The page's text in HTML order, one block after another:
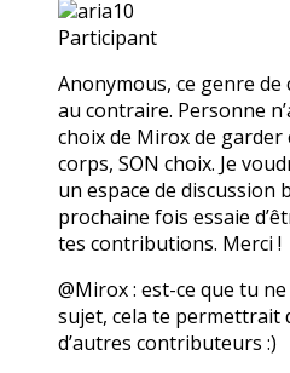
aria10
Participant
Anonymous, ce genre de
au contraire. Personne
choix de Mirox de garder
corps, SON choix. Je
un espace de discussion
prochaine fois essaie
tes contributions. Merci !
@Mirox : est-ce que tu
sujet, cela te permettrait
d’autres contributeurs :)